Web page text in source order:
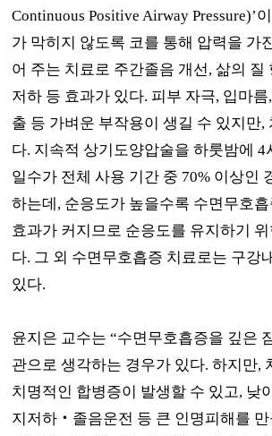
Continuous Positive Airway Pressure)’
가 막히지 않도록 코를 통해 압력을 가
어 주는 치료로 주간졸음 개선,삶의 질
저하 등 효과가 있다. 피부 자극, 입마름,
출 등 가벼운 부작용이 생길 수 있지만,
다. 지속적 상기도양압술을 하룻밤에4
일수가 전체 사용 기간 중 70% 이상인
하는데 , 순응도가 높을수록 수면무호
효과가 커지므로 순응도를 유지하기
다. 그 외 수면무호흡증 치료로는 구강
있다.
윤지은 교수는“수면무호흡증을 깊은
관으로 생각하는 경우가 있다.하지만,
치명적인 합병증이 발생할 수 있고, 낮
지저하 ‧ 졸음운전 등 큰 인명피해를